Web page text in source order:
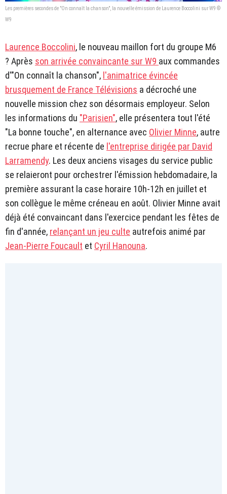
Les premières secondes de "On connaît la chanson", la nouvelle émission de Laurence Boccolini sur W9 ©
W9
Laurence Boccolini, le nouveau maillon fort du groupe M6
? Après son arrivée convaincante sur W9 aux commandes
d'"On connaît la chanson", l'animatrice évincée
brusquement de France Télévisions a décroché une
nouvelle mission chez son désormais employeur. Selon
les informations du "Parisien", elle présentera tout l'été
"La bonne touche", en alternance avec Olivier Minne, autre
recrue phare et récente de l'entreprise dirigée par David
Larramendy. Les deux anciens visages du service public
se relaieront pour orchestrer l'émission hebdomadaire, la
première assurant la case horaire 10h-12h en juillet et
son collègue le même créneau en août. Olivier Minne avait
déjà été convaincant dans l'exercice pendant les fêtes de
fin d'année, relançant un jeu culte autrefois animé par
Jean-Pierre Foucault et Cyril Hanouna.